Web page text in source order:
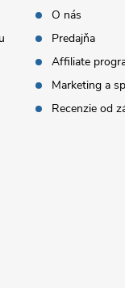
O nás
Predajňa
Affiliate
Marketing a
Recenzie od